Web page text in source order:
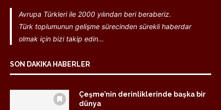
Avrupa Türkleri ile 2000 yılından beri beraberiz.
Türk toplumunun gelişme sürecinden sürekli haberdar
olmak için bizi takip edin...
SON DAKIKA HABERLER
Çeşme’nin derinliklerinde başka bir
dünya